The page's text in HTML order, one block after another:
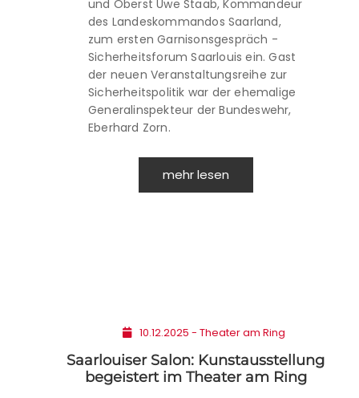
und Oberst Uwe Staab, Kommandeur
des Landeskommandos Saarland,
zum ersten Garnisonsgespräch -
Sicherheitsforum Saarlouis ein. Gast
der neuen Veranstaltungsreihe zur
Sicherheitspolitik war der ehemalige
Generalinspekteur der Bundeswehr,
Eberhard Zorn.
mehr lesen
10.12.2025 - Theater am Ring
Saarlouiser Salon: Kunstausstellung
begeistert im Theater am Ring